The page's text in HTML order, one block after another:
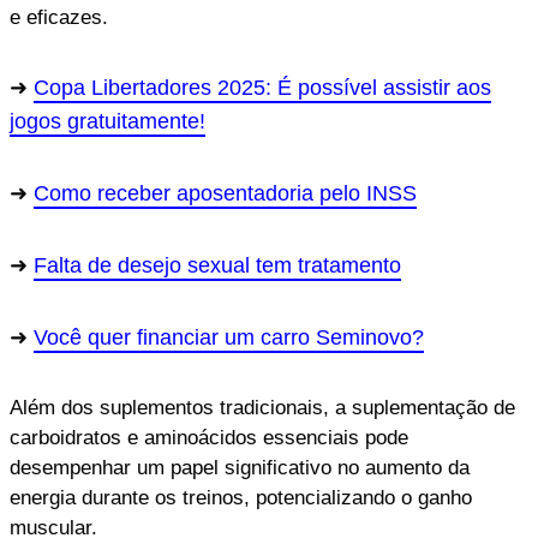
e eficazes.
Copa Libertadores 2025: É possível assistir aos
jogos gratuitamente!
Como receber aposentadoria pelo INSS
Falta de desejo sexual tem tratamento
Você quer financiar um carro Seminovo?
Além dos suplementos tradicionais, a suplementação de
carboidratos e aminoácidos essenciais pode
desempenhar um papel significativo no aumento da
energia durante os treinos, potencializando o ganho
muscular.